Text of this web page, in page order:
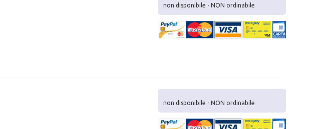
non disponibile - NON ordinabile
non disponibile - NON ordinabile